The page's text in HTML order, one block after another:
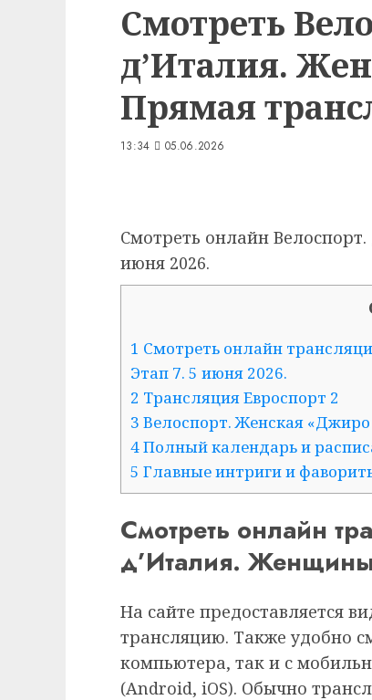
Смотреть
д’Италия.
Прямая
13:34 05.06.2026
Смотреть онлайн
июня 2026.
1 Смотреть онлайн
Этап 7. 5 июня 2026.
2 Трансляция Евроспорт 2
3 Велоспорт. Женская
4 Полный календарь и
5 Главные интриги и
Смотреть онлайн
д’Италия.
На сайте предоставляется
трансляцию. Также удобно
компьютера, так и с
(Android, iOS). Обычно